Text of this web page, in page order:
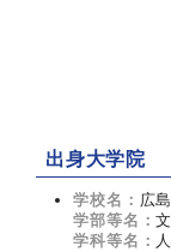
出身大学院
学校名： 広
学部等名：
学科等名：